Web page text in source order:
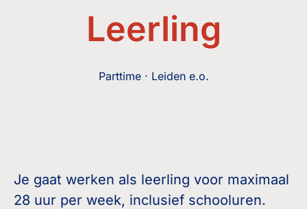
Leerling
Parttime · Leiden e.o.
Je gaat werken als leerling voor maximaal
28 uur per week, inclusief schooluren.